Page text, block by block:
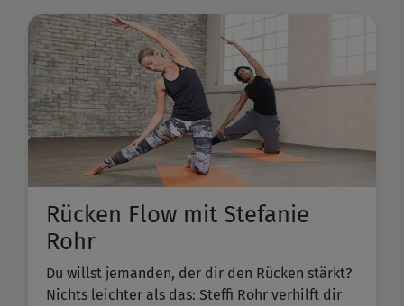
Rücken Flow mit Stefanie
Rohr
Du willst jemanden, der dir den Rücken stärkt?
Nichts leichter als das: Steffi Rohr verhilft dir